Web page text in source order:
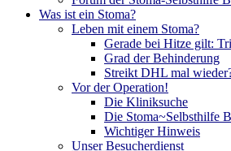
Was ist ein Stoma?
Leben mit einem Stoma?
Gerade bei Hitze gilt:
Grad der Behinderung
Streikt DHL mal
Vor der Operation!
Die Kliniksuche
Die Stoma~Selbsthilfe
Wichtiger Hinweis
Unser Besucherdienst